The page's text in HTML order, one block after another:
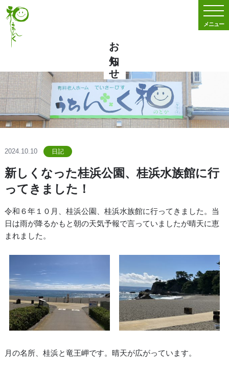
お知らせ
2024.10.10 日記
新しくなった桂浜公園、桂浜水族館に行
ってきました！
令和６年１０月、桂浜公園、桂浜水族館に行ってきました。当
日は雨が降るかもと朝の天気予報で言っていましたが晴天に恵
まれました。
月の名所、桂浜と竜王岬です。晴天が広がっています。
メニュー